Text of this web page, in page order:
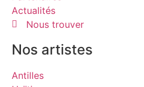
Actualités
Nous trouver
Nos artistes
Antilles